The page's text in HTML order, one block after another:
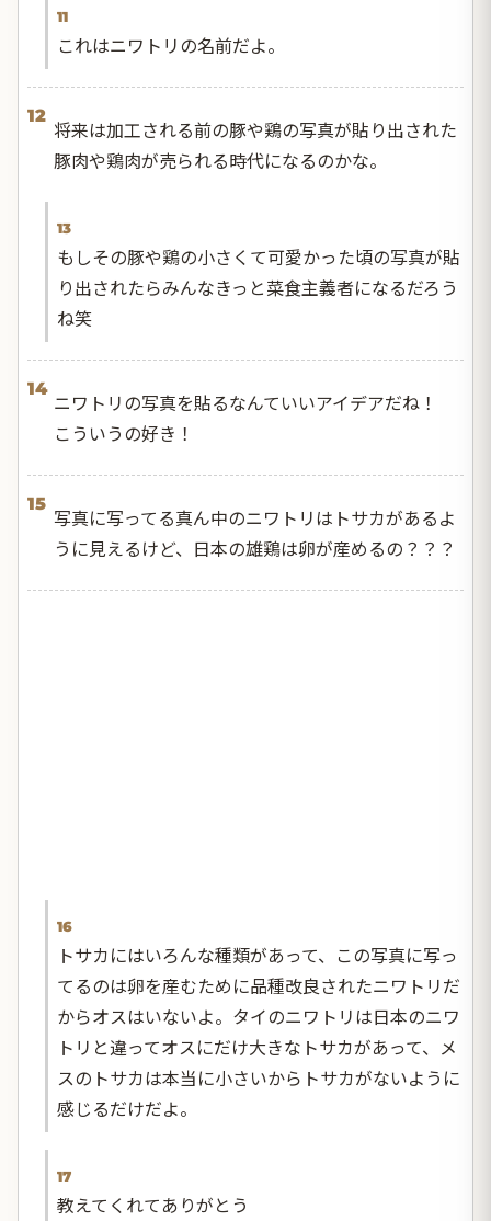
11
これはニワトリの名前だよ。
12
将来は加工される前の豚や鶏の写真が貼り出された
豚肉や鶏肉が売られる時代になるのかな。
13
もしその豚や鶏の小さくて可愛かった頃の写真が貼
り出されたらみんなきっと菜食主義者になるだろう
ね笑
14
ニワトリの写真を貼るなんていいアイデアだね！
こういうの好き！
15
写真に写ってる真ん中のニワトリはトサカがあるよ
うに見えるけど、日本の雄鶏は卵が産めるの？？？
16
トサカにはいろんな種類があって、この写真に写っ
てるのは卵を産むために品種改良されたニワトリだ
からオスはいないよ。タイのニワトリは日本のニワ
トリと違ってオスにだけ大きなトサカがあって、メ
スのトサカは本当に小さいからトサカがないように
感じるだけだよ。
17
教えてくれてありがとう